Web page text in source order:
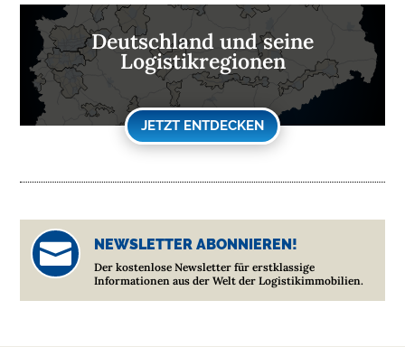
Deutschland und seine
Logistikregionen
JETZT ENTDECKEN
 NEWSLETTER ABONNIEREN!
Der kostenlose Newsletter für erstklassige
Informationen aus der Welt der Logistikimmobilien.